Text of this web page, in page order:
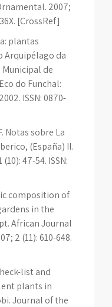
2007;
[CrossRef]
plantas
Arquipélago da
de
do Funchal:
ISSN: 0870-
Notas sobre La
(España) II.
47-54. ISSN:
composition of
in the
African Journal
2 (11): 610-648.
list and
plants in
Journal of the